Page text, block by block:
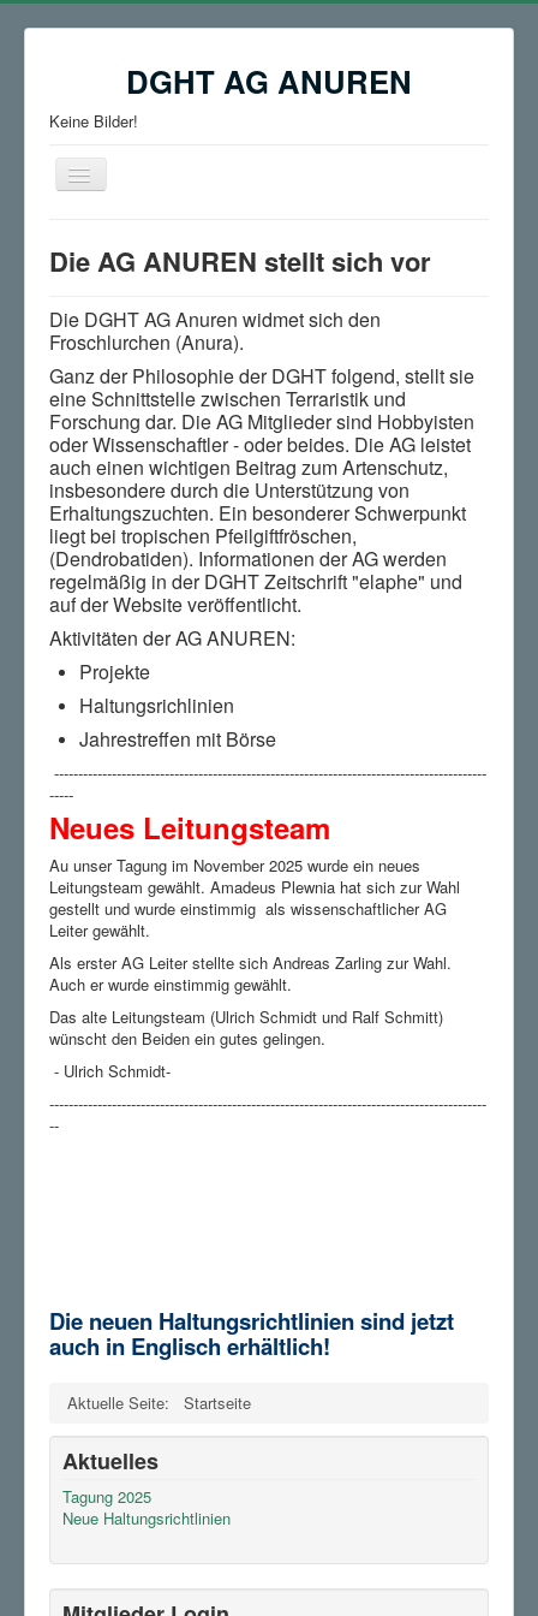
DGHT AG ANUREN
Keine Bilder!
Navigation
an/aus
Die AG ANUREN stellt sich vor
Die DGHT AG Anuren widmet sich den
Froschlurchen (Anura).
Ganz der Philosophie der DGHT folgend, stellt sie
eine Schnittstelle zwischen Terraristik und
Forschung dar. Die AG Mitglieder sind Hobbyisten
oder Wissenschaftler - oder beides. Die AG leistet
auch einen wichtigen Beitrag zum Artenschutz,
insbesondere durch die Unterstützung von
Erhaltungszuchten. Ein besonderer Schwerpunkt
liegt bei tropischen Pfeilgiftfröschen,
(Dendrobatiden). Informationen der AG werden
regelmäßig in der DGHT Zeitschrift "elaphe" und
auf der Website veröffentlicht.
Aktivitäten der AG ANUREN:
Projekte
Haltungsrichlinien
Jahrestreffen mit Börse
------------------------------------------------------------------------------------------
-----
Neues Leitungsteam
Au unser Tagung im November 2025 wurde ein neues
Leitungsteam gewählt. Amadeus Plewnia hat sich zur Wahl
gestellt und wurde einstimmig als wissenschaftlicher AG
Leiter gewählt.
Als erster AG Leiter stellte sich Andreas Zarling zur Wahl.
Auch er wurde einstimmig gewählt.
Das alte Leitungsteam (Ulrich Schmidt und Ralf Schmitt)
wünscht den Beiden ein gutes gelingen.
- Ulrich Schmidt-
-------------------------------------------------------------------------------------------
--
Die neuen Haltungsrichtlinien sind jetzt
auch in Englisch erhältlich!
Aktuelle Seite: Startseite
Aktuelles
Tagung 2025
Neue Haltungsrichtlinien